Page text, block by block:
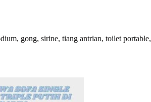
gong, sirine, tiang antrian, toilet portable,